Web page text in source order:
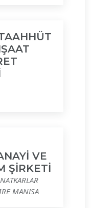
VE
ŞİRKETİ
MANISA